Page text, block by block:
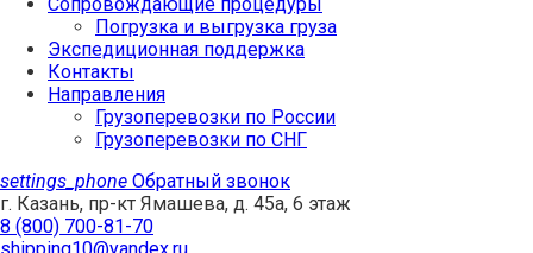
Погрузка и выгрузка груза
Экспедиционная поддержка
Контакты
Направления
Грузоперевозки по России
Грузоперевозки по СНГ
settings_phone Обратный звонок
г. Казань, пр-кт Ямашева, д. 45а, 6 этаж
8 (800) 700-81-70